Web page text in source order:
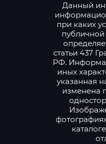
Данный
при каких
статьи 437
РФ.
иных
указанная
изменена